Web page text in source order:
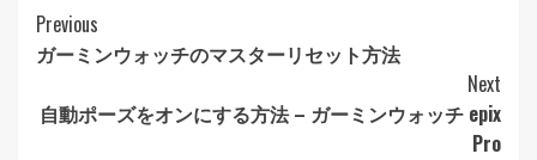
Post
Navigation
Previous
ガーミンウォッチのマスターリセット方法
Next
自動ポーズをオンにする方法 – ガーミンウォッチ epix
Pro